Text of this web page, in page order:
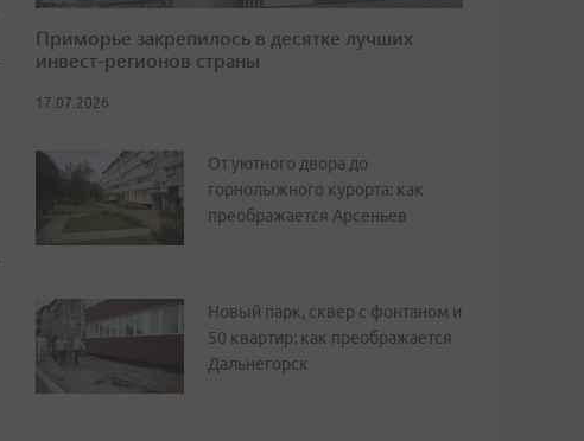
Приморье закрепилось в десятке лучших
инвест-регионов страны
17.07.2026
От уютного двора до
горнолыжного курорта: как
преображается Арсеньев
Новый парк, сквер с фонтаном и
50 квартир: как преображается
Дальнегорск